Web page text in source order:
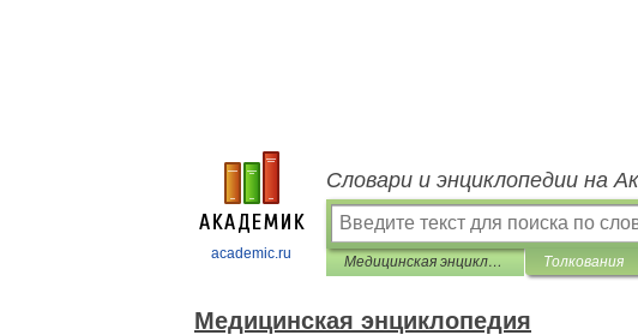
academic.ru
Словари и энциклопедии на
Медицинская энциклопедия Толкования
Медицинская энциклопедия